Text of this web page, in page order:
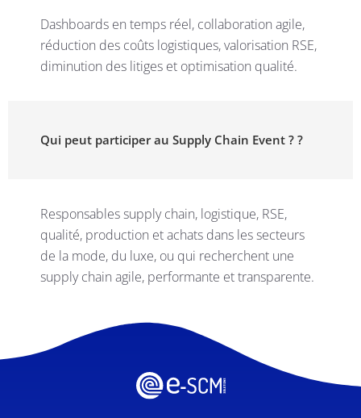
Dashboards en temps réel, collaboration agile,
réduction des coûts logistiques, valorisation RSE,
diminution des litiges et optimisation qualité.
Qui peut participer au Supply Chain Event ? ?
Responsables supply chain, logistique, RSE,
qualité, production et achats dans les secteurs
de la mode, du luxe, ou qui recherchent une
supply chain agile, performante et transparente.